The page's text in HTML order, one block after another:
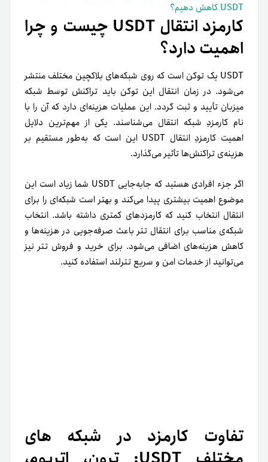
USDT کاهش دهیم؟
کارمزد انتقال USDT چیست و چرا
اهمیت دارد؟
USDT یک توکن‌ است که روی شبکه‌های بلاکچین مختلف منتشر
می‌شود. در زمان انتقال این توکن باید تراکنش توسط شبکه‌
میزبان تأیید و ثبت گردد. این عملیات هزینه‌ای دارد که آن را با
نام کارمزدِ شبکه‌ انتقال می‌شناسند. یکی از مهم‌ترین دلایل
اهمیت کارمزدِ انتقال USDT این است که به‌طور مستقیم بر
هزینه‌ی تراکنش‌ها تأثیر می‌گذارد.
اگر جزء افرادی هستید که جابه‌جایی USDT شما زیاد است این
موضوع اهمیت بیشتری پیدا می‌کند و بهتر است شبکه‌ای را برای
انتقال انتخاب کنید که کارمزدهای کمتری داشته باشد. انتخاب
شبکه‌ی مناسب برای انتقال تتر باعث صرفه‌جویی در هزینه‌ها و
کاهش هزینه‌های اضافی می‌شود. برای خرید و فروش تتر نیز
می‌توانید از خدمات امن و سریع تترلند استفاده کنید.
شبکه اتریوم (ERC20)